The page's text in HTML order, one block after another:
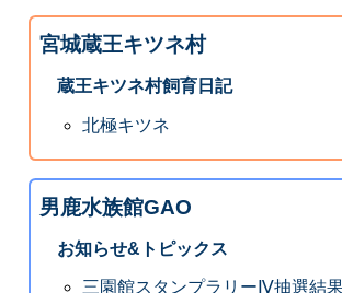
宮城蔵王キツネ村
蔵王キツネ村飼育日記
北極キツネ
男鹿水族館GAO
お知らせ&トピックス
三園館スタンプラリーⅣ抽選結